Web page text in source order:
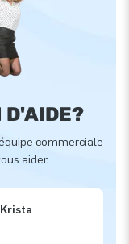
D'AIDE?
commerciale
aider.